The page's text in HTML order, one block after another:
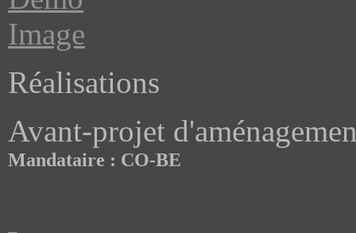
Réalisations
Avant-projet
Mandataire : CO-BE